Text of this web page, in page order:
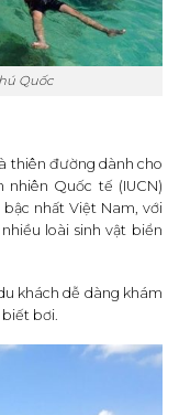
Quốc
thiên đường dành cho
nhiên Quốc tế (IUCN)
nhất Việt Nam, với
loài sinh vật biển
khách dễ dàng khám
bơi.